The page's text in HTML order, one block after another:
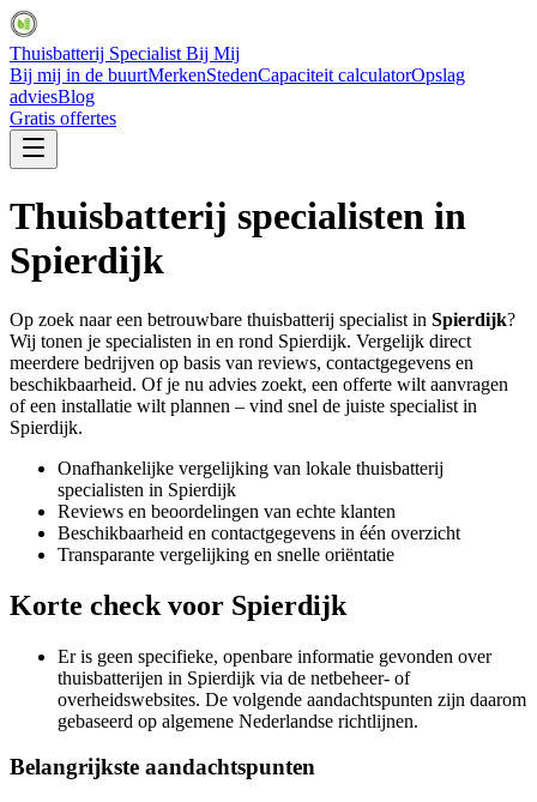
Thuisbatterij Specialist Bij Mij
Bij mij in de buurtMerkenStedenCapaciteit calculatorOpslag
adviesBlog
Gratis offertes
Thuisbatterij specialisten in
Spierdijk
Op zoek naar een betrouwbare thuisbatterij specialist in Spierdijk?
Wij tonen je specialisten in en rond Spierdijk. Vergelijk direct
meerdere bedrijven op basis van reviews, contactgegevens en
beschikbaarheid. Of je nu advies zoekt, een offerte wilt aanvragen
of een installatie wilt plannen – vind snel de juiste specialist in
Spierdijk.
Onafhankelijke vergelijking van lokale thuisbatterij
specialisten in Spierdijk
Reviews en beoordelingen van echte klanten
Beschikbaarheid en contactgegevens in één overzicht
Transparante vergelijking en snelle oriëntatie
Korte check voor Spierdijk
Er is geen specifieke, openbare informatie gevonden over
thuisbatterijen in Spierdijk via de netbeheer- of
overheidswebsites. De volgende aandachtspunten zijn daarom
gebaseerd op algemene Nederlandse richtlijnen.
Belangrijkste aandachtspunten